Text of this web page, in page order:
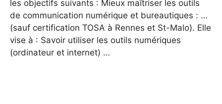
les objectifs suivants : Mieux maîtriser les outils
de communication numérique et bureautiques : …
(sauf certification TOSA à Rennes et St-Malo). Elle
vise à : Savoir utiliser les outils numériques
(ordinateur et internet) …